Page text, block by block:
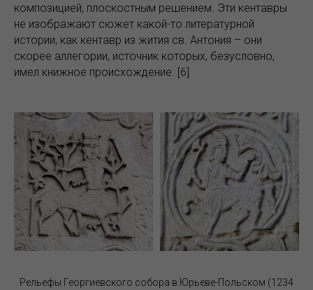
композицией, плоскостным решением. Эти кентавры
не изображают сюжет какой-то литературной
истории, как кентавр из жития св. Антония – они
скорее аллегории, источник которых, безусловно,
имел книжное происхождение. [6]
Рельефы Георгиевского собора в Юрьеве-Польском (1234